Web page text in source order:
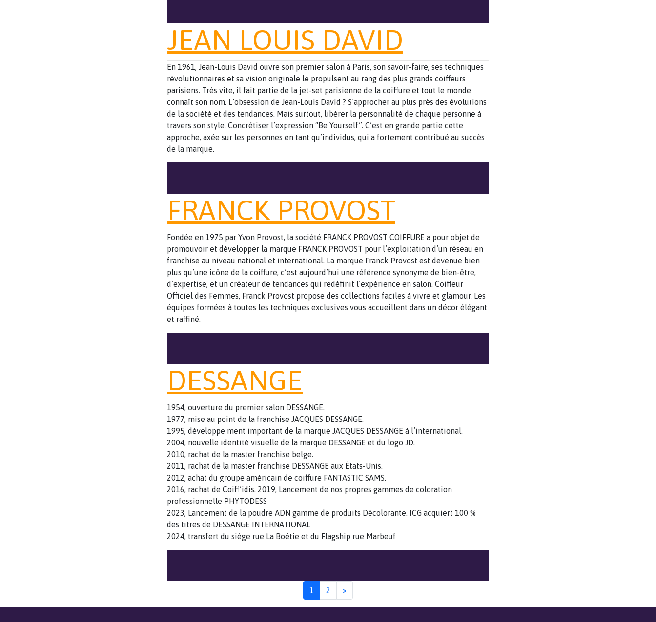
JEAN LOUIS DAVID
En 1961, Jean-Louis David ouvre son premier salon à Paris, son savoir-faire, ses techniques
révolutionnaires et sa vision originale le propulsent au rang des plus grands coiffeurs
parisiens. Très vite, il fait partie de la jet-set parisienne de la coiffure et tout le monde
connaît son nom. L’obsession de Jean-Louis David ? S’approcher au plus près des évolutions
de la société et des tendances. Mais surtout, libérer la personnalité de chaque personne à
travers son style. Concrétiser l’expression “Be Yourself”. C’est en grande partie cette
approche, axée sur les personnes en tant qu’individus, qui a fortement contribué au succès
de la marque.
FRANCK PROVOST
Fondée en 1975 par Yvon Provost, la société FRANCK PROVOST COIFFURE a pour objet de
promouvoir et développer la marque FRANCK PROVOST pour l’exploitation d’un réseau en
franchise au niveau national et international. La marque Franck Provost est devenue bien
plus qu’une icône de la coiffure, c’est aujourd’hui une référence synonyme de bien-être,
d’expertise, et un créateur de tendances qui redéfinit l’expérience en salon. Coiffeur
Officiel des Femmes, Franck Provost propose des collections faciles à vivre et glamour. Les
équipes formées à toutes les techniques exclusives vous accueillent dans un décor élégant
et raffiné.
DESSANGE
1954, ouverture du premier salon DESSANGE.
1977, mise au point de la franchise JACQUES DESSANGE.
1995, développe ment important de la marque JACQUES DESSANGE à l’international.
2004, nouvelle identité visuelle de la marque DESSANGE et du logo JD.
2010, rachat de la master franchise belge.
2011, rachat de la master franchise DESSANGE aux États-Unis.
2012, achat du groupe américain de coiffure FANTASTIC SAMS.
2016, rachat de Coiff’idis. 2019, Lancement de nos propres gammes de coloration
professionnelle PHYTODESS
2023, Lancement de la poudre ADN gamme de produits Décolorante. ICG acquiert 100 %
des titres de DESSANGE INTERNATIONAL
2024, transfert du siège rue La Boétie et du Flagship rue Marbeuf
1 2 »